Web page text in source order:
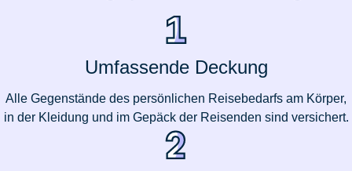
Umfassende Deckung
Alle Gegenstände des persönlichen Reisebedarfs am Körper,
in der Kleidung und im Gepäck der Reisenden sind versichert.